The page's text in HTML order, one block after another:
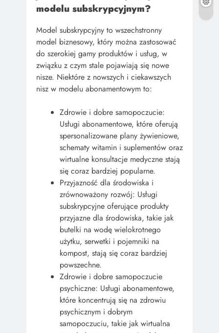
modelu subskrypcyjnym?
Model subskrypcyjny to wszechstronny
model biznesowy, który można zastosować
do szerokiej gamy produktów i usług, w
związku z czym stale pojawiają się nowe
nisze. Niektóre z nowszych i ciekawszych
nisz w modelu abonamentowym to:
Zdrowie i dobre samopoczucie:
Usługi abonamentowe, które oferują
spersonalizowane plany żywieniowe,
schematy witamin i suplementów oraz
wirtualne konsultacje medyczne stają
się coraz bardziej popularne.
Przyjazność dla środowiska i
zrównoważony rozwój: Usługi
subskrypcyjne oferujące produkty
przyjazne dla środowiska, takie jak
butelki na wodę wielokrotnego
użytku, serwetki i pojemniki na
kompost, stają się coraz bardziej
powszechne.
Zdrowie i dobre samopoczucie
psychiczne: Usługi abonamentowe,
które koncentrują się na zdrowiu
psychicznym i dobrym
samopoczuciu, takie jak wirtualna